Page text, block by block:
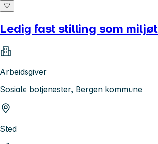
Ledig fast stilling som
Arbeidsgiver
Sosiale botjenester, Bergen kommune
Sted